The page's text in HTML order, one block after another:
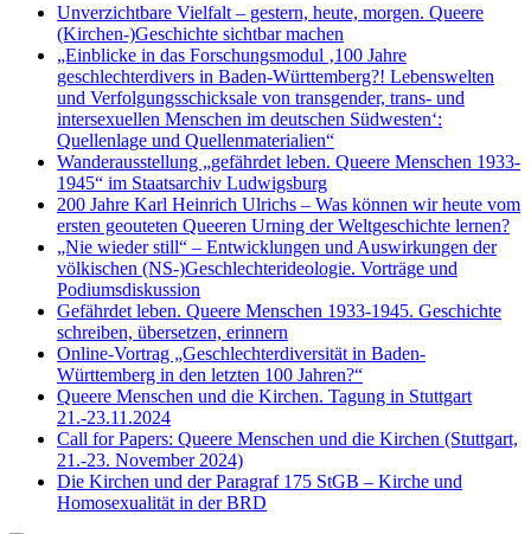
Unverzichtbare Vielfalt – gestern, heute, morgen. Queere
(Kirchen-)Geschichte sichtbar machen
„Einblicke in das Forschungsmodul ‚100 Jahre
geschlechterdivers in Baden-Württemberg?! Lebenswelten
und Verfolgungsschicksale von transgender, trans- und
intersexuellen Menschen im deutschen Südwesten‘:
Quellenlage und Quellenmaterialien“
Wanderausstellung „gefährdet leben. Queere Menschen 1933-
1945“ im Staatsarchiv Ludwigsburg
200 Jahre Karl Heinrich Ulrichs – Was können wir heute vom
ersten geouteten Queeren Urning der Weltgeschichte lernen?
„Nie wieder still“ – Entwicklungen und Auswirkungen der
völkischen (NS-)Geschlechterideologie. Vorträge und
Podiumsdiskussion
Gefährdet leben. Queere Menschen 1933-1945. Geschichte
schreiben, übersetzen, erinnern
Online-Vortrag „Geschlechterdiversität in Baden-
Württemberg in den letzten 100 Jahren?“
Queere Menschen und die Kirchen. Tagung in Stuttgart
21.-23.11.2024
Call for Papers: Queere Menschen und die Kirchen (Stuttgart,
21.-23. November 2024)
Die Kirchen und der Paragraf 175 StGB – Kirche und
Homosexualität in der BRD